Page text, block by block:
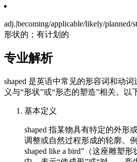
adj.|becoming/applicable/likely/
形状的；有计划的
专业解析
shaped 是英语中常见的形容词和动
义与“形状”或“形态的塑造”相关。以
基本定义
shaped 指某物具有特定的外形
调整或自然过程形成的轮廓。例
shaped like a bird”（这座雕塑